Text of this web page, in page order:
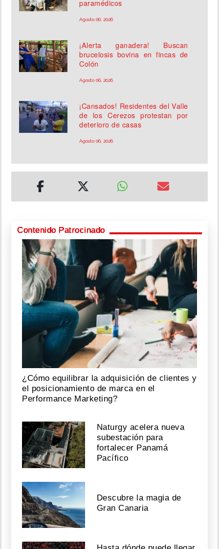
paramédicos
Agosto 06, 2026
¡Alerta ganadera! Buscan
brucelosis bovina en fincas de
Colón
Agosto 06, 2026
¡Cansados! Residentes del Valle
de los Cerezos protestan por
deterioro de casas
Agosto 06, 2026
Contenido Patrocinado
¿Cómo equilibrar la adquisición de clientes y
el posicionamiento de marca en el
Performance Marketing?
Naturgy acelera nueva
subestación para
fortalecer Panamá
Pacífico
Descubre la magia de
Gran Canaria